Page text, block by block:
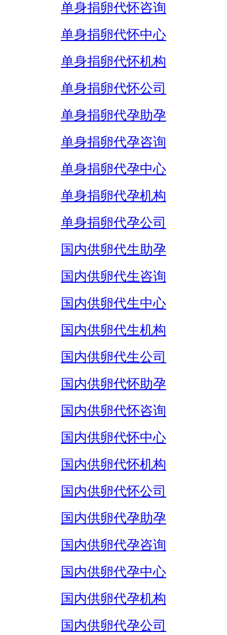
单身捐卵代怀咨询
单身捐卵代怀中心
单身捐卵代怀机构
单身捐卵代怀公司
单身捐卵代孕助孕
单身捐卵代孕咨询
单身捐卵代孕中心
单身捐卵代孕机构
单身捐卵代孕公司
国内供卵代生助孕
国内供卵代生咨询
国内供卵代生中心
国内供卵代生机构
国内供卵代生公司
国内供卵代怀助孕
国内供卵代怀咨询
国内供卵代怀中心
国内供卵代怀机构
国内供卵代怀公司
国内供卵代孕助孕
国内供卵代孕咨询
国内供卵代孕中心
国内供卵代孕机构
国内供卵代孕公司